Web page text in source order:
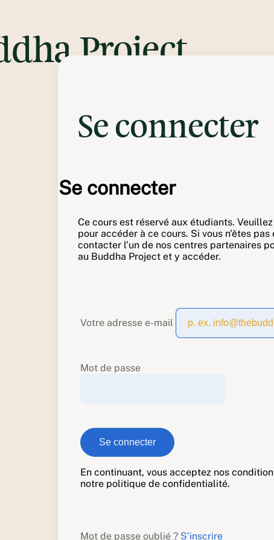
Project
Se connecter
Se connecter
Ce cours est réservé aux étudiants.
pour accéder à ce cours. Si vous n'êtes
contacter l'un de nos centres partenaires
au Buddha Project et y accéder.
Votre adresse e-mail
Mot de passe
En continuant, vous acceptez nos
notre politique de confidentialité.
Mot de passe oublié ? S’inscrire